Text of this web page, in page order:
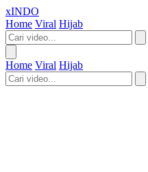
xINDO
Home Viral Hijab
Home Viral Hijab